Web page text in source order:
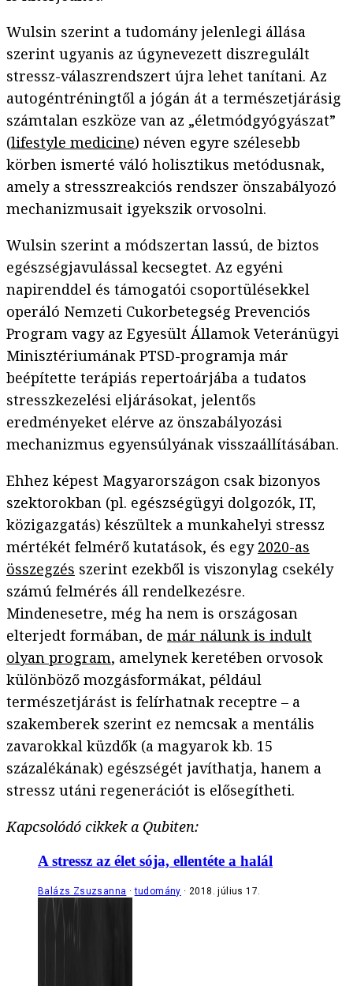
Wulsin szerint a tudomány jelenlegi állása
szerint ugyanis az úgynevezett diszregulált
stressz-válaszrendszert újra lehet tanítani. Az
autogéntréningtől a jógán át a természetjárásig
számtalan eszköze van az „életmódgyógyászat”
(lifestyle medicine) néven egyre szélesebb
körben ismerté váló holisztikus metódusnak,
amely a stresszreakciós rendszer önszabályozó
mechanizmusait igyekszik orvosolni.
Wulsin szerint a módszertan lassú, de biztos
egészségjavulással kecsegtet. Az egyéni
napirenddel és támogatói csoportülésekkel
operáló Nemzeti Cukorbetegség Prevenciós
Program vagy az Egyesült Államok Veteránügyi
Minisztériumának PTSD-programja már
beépítette terápiás repertoárjába a tudatos
stresszkezelési eljárásokat, jelentős
eredményeket elérve az önszabályozási
mechanizmus egyensúlyának visszaállításában.
Ehhez képest Magyarországon csak bizonyos
szektorokban (pl. egészségügyi dolgozók, IT,
közigazgatás) készültek a munkahelyi stressz
mértékét felmérő kutatások, és egy 2020-as
összegzés szerint ezekből is viszonylag csekély
számú felmérés áll rendelkezésre.
Mindenesetre, még ha nem is országosan
elterjedt formában, de már nálunk is indult
olyan program, amelynek keretében orvosok
különböző mozgásformákat, például
természetjárást is felírhatnak receptre – a
szakemberek szerint ez nemcsak a mentális
zavarokkal küzdők (a magyarok kb. 15
százalékának) egészségét javíthatja, hanem a
stressz utáni regenerációt is elősegítheti.
Kapcsolódó cikkek a Qubiten:
A stressz az élet sója, ellentéte a halál
Balázs Zsuzsanna tudomány 2018. július 17.